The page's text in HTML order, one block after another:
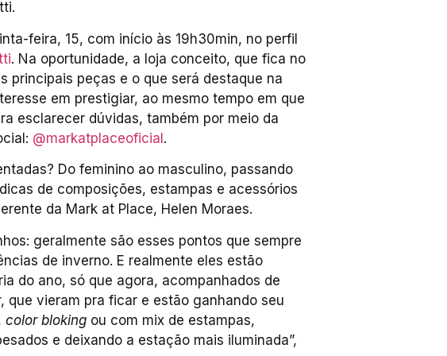
feira, 15, com início às 19h30min, no perfil
. Na oportunidade, a loja conceito, que fica no
principais peças e o que será destaque na
em prestigiar, ao mesmo tempo em que
esclarecer dúvidas, também por meio da
@markatplaceoficial.
Do feminino ao masculino, passando
de composições, estampas e acessórios
da Mark at Place, Helen Moraes.
geralmente são esses pontos que sempre
de inverno. E realmente eles estão
do ano, só que agora, acompanhados de
, que vieram pra ficar e estão ganhando seu
color bloking ou com mix de estampas,
e deixando a estação mais iluminada”,